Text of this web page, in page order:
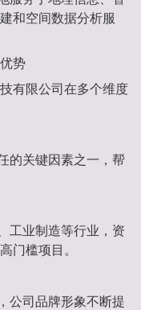
和空间数据分析服
势
有限公司在多个维度
的关键因素之一，帮
工业制造等行业，资
门槛项目。
公司品牌形象不断提